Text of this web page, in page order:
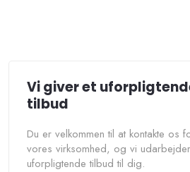
Vi giver et
tilbud
Du er velkommen til at kontakte os
vores virksomhed, og vi
uforpligtende tilbud til dig.